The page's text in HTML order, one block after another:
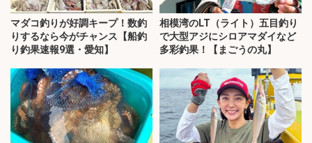
マダコ釣りが好調キープ！数釣
りするなら今がチャンス【船釣
り釣果速報9選・愛知】
相模湾のLT（ライト）五目釣り
で大型アジにシロアマダイなど
多彩釣果！【まごうの丸】